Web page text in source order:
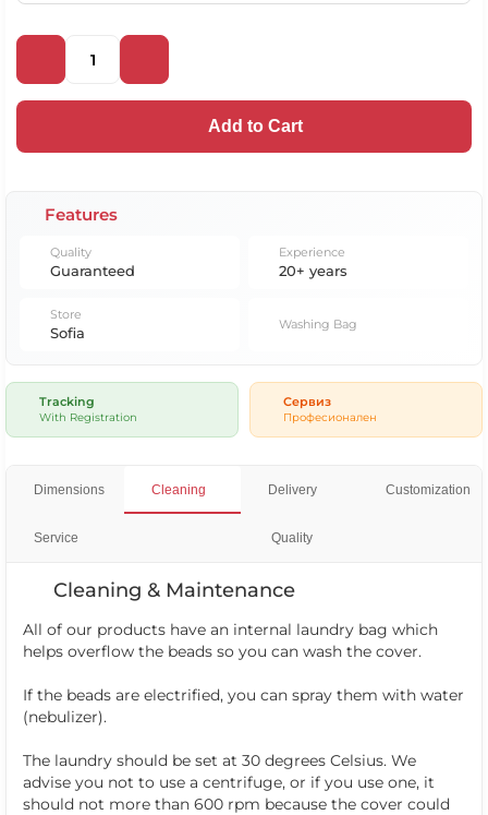
Add to Cart
Features
Quality
Guaranteed
Experience
20+ years
Store
Sofia Washing Bag
Tracking
With Registration
Сервиз
Професионален
Dimensions Cleaning Delivery Customization
Service Quality
Cleaning & Maintenance
All of our products have an internal laundry bag which
helps overflow the beads so you can wash the cover.
If the beads are electrified, you can spray them with water
(nebulizer).
The laundry should be set at 30 degrees Celsius. We
advise you not to use a centrifuge, or if you use one, it
should not more than 600 rpm because the cover could